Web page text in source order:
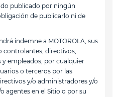
publicado por ningún
de publicarlo ni de
indemne a MOTOROLA, sus
controlantes, directivos,
empleados, por cualquier
o terceros por las
y/o administradores y/o
agentes en el Sitio o por su